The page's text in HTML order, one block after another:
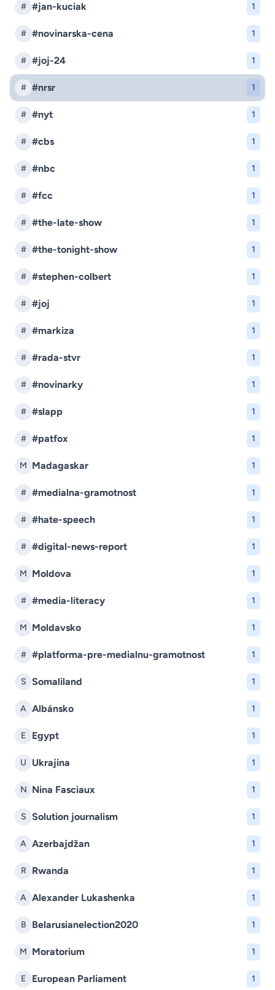
# #jan-kuciak 1
# #novinarska-cena 1
# #joj-24 1
# #nrsr 1
# #nyt 1
# #cbs 1
# #nbc 1
# #fcc 1
# #the-late-show 1
# #the-tonight-show 1
# #stephen-colbert 1
# #joj 1
# #markiza 1
# #rada-stvr 1
# #novinarky 1
# #slapp 1
# #patfox 1
M Madagaskar 1
# #medialna-gramotnost 1
# #hate-speech 1
# #digital-news-report 1
M Moldova 1
# #media-literacy 1
M Moldavsko 1
# #platforma-pre-medialnu-gramotnost 1
S Somaliland 1
A Albánsko 1
E Egypt 1
U Ukrajina 1
N Nina Fasciaux 1
S Solution journalism 1
A Azerbajdžan 1
R Rwanda 1
A Alexander Lukashenka 1
B Belarusianelection2020 1
M Moratorium 1
E European Parliament 1